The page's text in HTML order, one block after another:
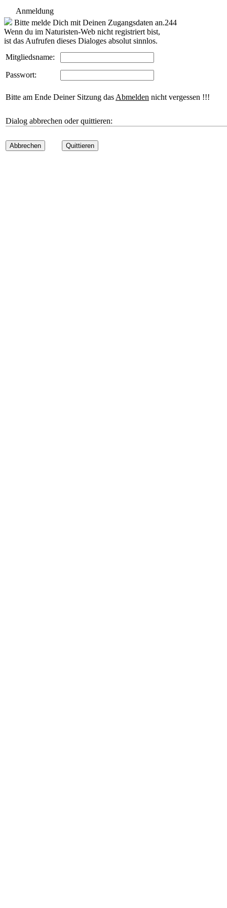
Anmeldung
Bitte melde Dich mit Deinen Zugangsdaten an.244
Wenn du im Naturisten-Web nicht registriert bist,
ist das Aufrufen dieses Dialoges absolut sinnlos.
Mitgliedsname:
Passwort:
Bitte am Ende Deiner Sitzung das Abmelden nicht vergessen !!!
Dialog abbrechen oder quittieren:
Abbrechen Quittieren